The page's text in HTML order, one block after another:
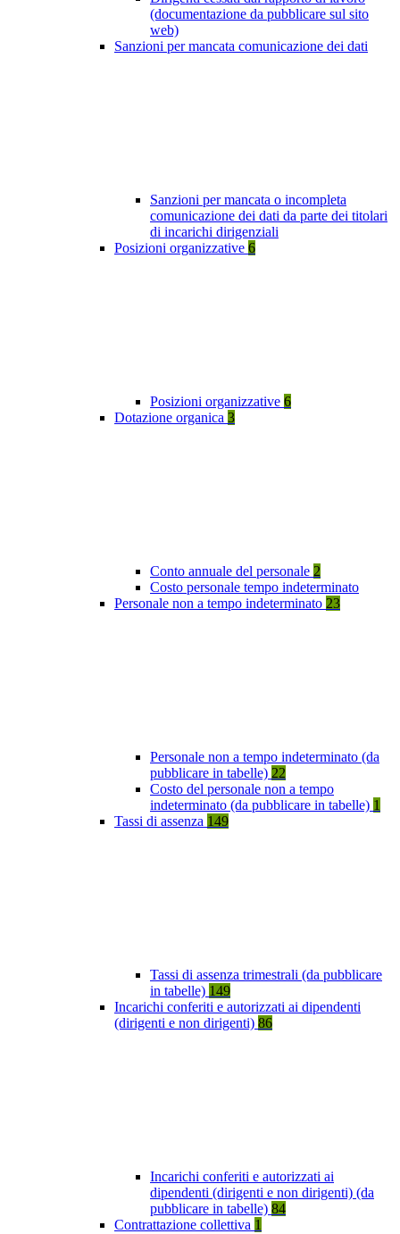
(documentazione da pubblicare sul sito
web)
Sanzioni per mancata comunicazione dei dati
Sanzioni per mancata o incompleta
comunicazione dei dati da parte dei titolari
di incarichi dirigenziali
Posizioni organizzative 6
Posizioni organizzative 6
Dotazione organica 3
Conto annuale del personale 2
Costo personale tempo indeterminato
Personale non a tempo indeterminato 23
Personale non a tempo indeterminato (da
pubblicare in tabelle) 22
Costo del personale non a tempo
indeterminato (da pubblicare in tabelle) 1
Tassi di assenza 149
Tassi di assenza trimestrali (da pubblicare
in tabelle) 149
Incarichi conferiti e autorizzati ai dipendenti
(dirigenti e non dirigenti) 86
Incarichi conferiti e autorizzati ai
dipendenti (dirigenti e non dirigenti) (da
pubblicare in tabelle) 84
Contrattazione collettiva 1